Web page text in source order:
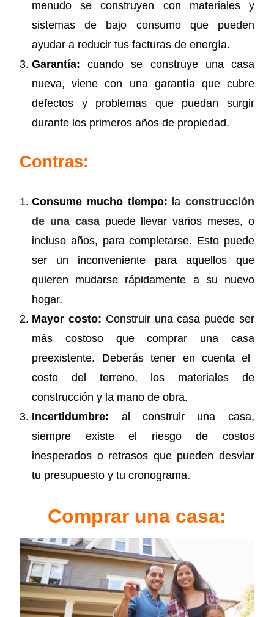
menudo se construyen con materiales y
sistemas de bajo consumo que pueden
ayudar a reducir tus facturas de energía.
Garantía: cuando se construye una casa
nueva, viene con una garantía que cubre
defectos y problemas que puedan surgir
durante los primeros años de propiedad.
Contras:
Consume mucho tiempo: la construcción
de una casapuede llevar varios meses, o
incluso años, para completarse. Esto puede
ser un inconveniente para aquellos que
quieren mudarse rápidamente a su nuevo
hogar.
Mayor costo: Construir una casa puede ser
más costoso quecomprar una casa
preexistente. Deberás tener en cuenta el
costo del terreno, los materiales de
construcción y la mano de obra.
Incertidumbre: al construir una casa,
siempre existe el riesgo de costos
inesperados o retrasos que pueden desviar
tu presupuesto y tu cronograma.
Comprar una casa: